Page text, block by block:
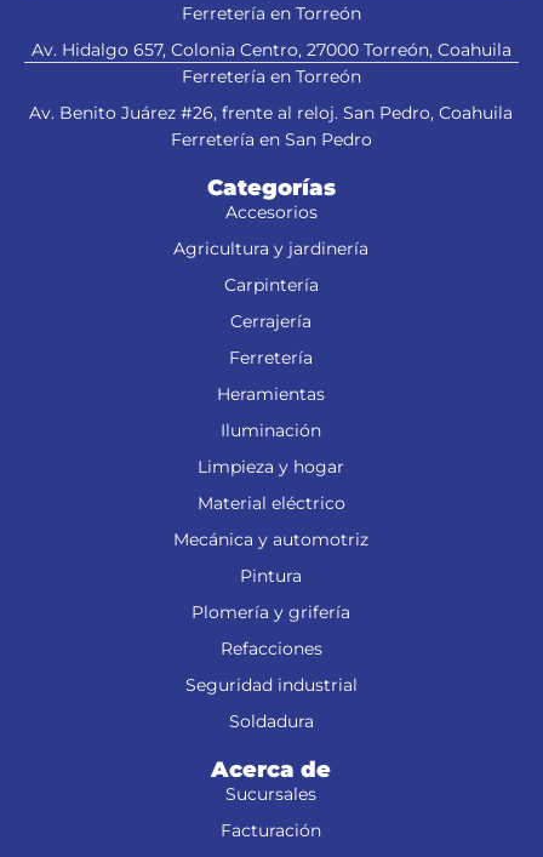
Ferretería en Torreón
Av. Hidalgo 657, Colonia Centro, 27000 Torreón, Coahuila
Ferretería en Torreón
Av. Benito Juárez #26, frente al reloj. San Pedro, Coahuila
Ferretería en San Pedro
Categorías
Accesorios
Agricultura y jardinería
Carpintería
Cerrajería
Ferretería
Heramientas
Iluminación
Limpieza y hogar
Material eléctrico
Mecánica y automotriz
Pintura
Plomería y grifería
Refacciones
Seguridad industrial
Soldadura
Acerca de
Sucursales
Facturación